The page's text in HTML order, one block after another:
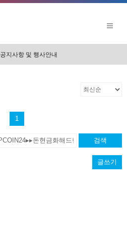
공지사항 및 행사안내
1
검색
글쓰기